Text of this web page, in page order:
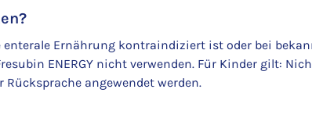
Ernährung kontraindiziert ist oder bei
ENERGY nicht verwenden. Für Kinder gilt:
angewendet werden.